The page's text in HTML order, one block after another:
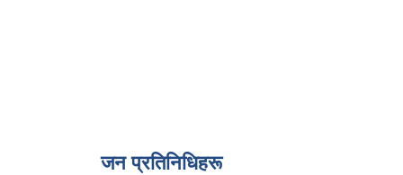
जन प्रतिनिधिहरू